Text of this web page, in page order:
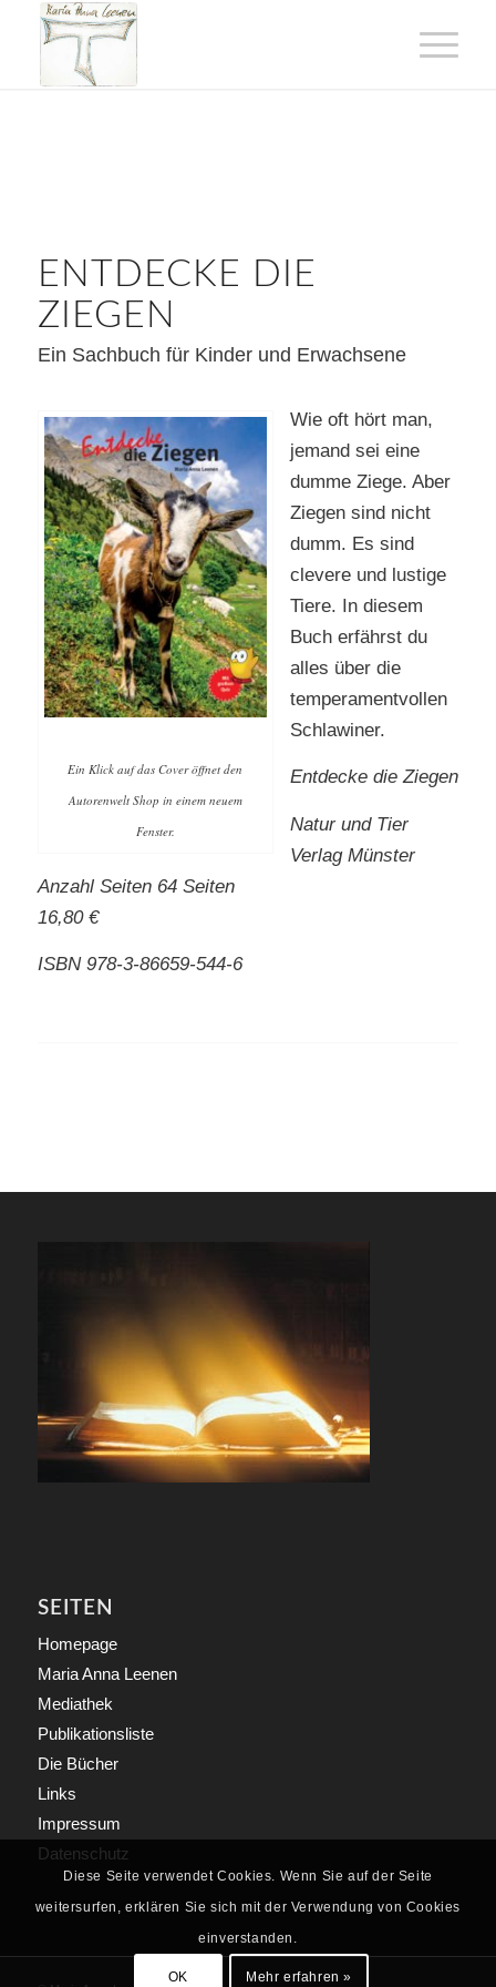
ENTDECKE DIE
ZIEGEN
Ein Sachbuch für Kinder und Erwachsene
Ein Klick auf das Cover öffnet den
Autorenwelt Shop in einem neuem
Fenster.
Wie oft hört man,
jemand sei eine
dumme Ziege. Aber
Ziegen sind nicht
dumm. Es sind
clevere und lustige
Tiere. In diesem
Buch erfährst du
alles über die
temperamentvollen
Schlawiner.
Entdecke die Ziegen
Natur und Tier
Verlag Münster
Anzahl Seiten 64 Seiten
16,80 €
ISBN 978-3-86659-544-6
SEITEN
Homepage
Maria Anna Leenen
Mediathek
Publikationsliste
Die Bücher
Links
Impressum
Datenschutz
Diese Seite verwendet Cookies. Wenn Sie auf der Seite
weitersurfen, erklären Sie sich mit der Verwendung von Cookies
einverstanden.
OK Mehr erfahren »